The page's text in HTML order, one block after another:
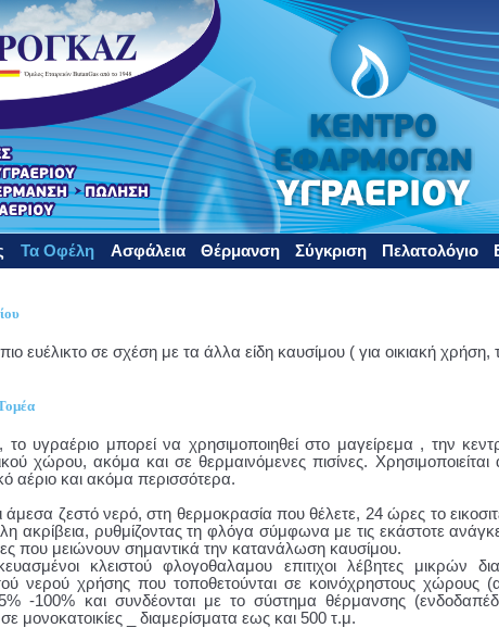
Τα Οφέλη Ασφάλεια Θέρμανση Σύγκριση Πελατολόγιο
ευέλικτο σε σχέση με τα άλλα είδη καυσίμου ( για οικιακή
, το υγραέριο μπορεί να χρησιμοποιηθεί στο μαγείρεμα , την
χώρου, ακόμα και σε θερμαινόμενες πισίνες.
αέριο και ακόμα περισσότερα.
άμεσα ζεστό νερό, στη θερμοκρασία που θέλετε, 24 ώρες το
ακρίβεια, ρυθμίζοντας τη φλόγα σύμφωνα με τις εκάστοτε
που μειώνουν σημαντικά την κατανάλωση καυσίμου.
κλειστού φλογοθαλαμου επιτιχοι λέβητες μικρών
νερού χρήσης που τοποθετούνται σε κοινόχρηστους χώρους
-100% και συνδέονται με το σύστημα θέρμανσης
μονοκατοικίες _ διαμερίσματα εως και 500 τ.μ.